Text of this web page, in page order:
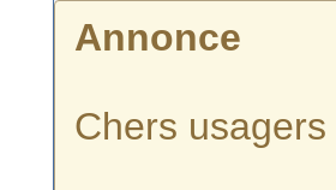
Annonce
Chers